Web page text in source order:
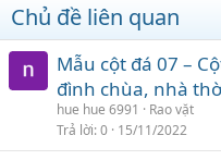
Chủ đề liên quan
Mẫu cột đá 07 –
đình chùa, nhà
hue hue 6991
Rao vặt
Trả lời 0 15/11/2022